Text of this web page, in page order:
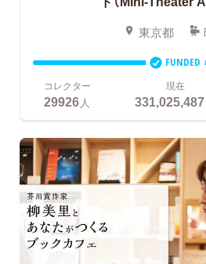
東京都
FUNDED
コレクター
29926 人
現在
331,025,487